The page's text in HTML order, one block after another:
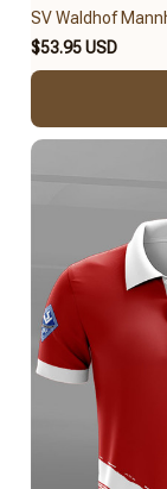
SV Waldhof
$53.95 USD